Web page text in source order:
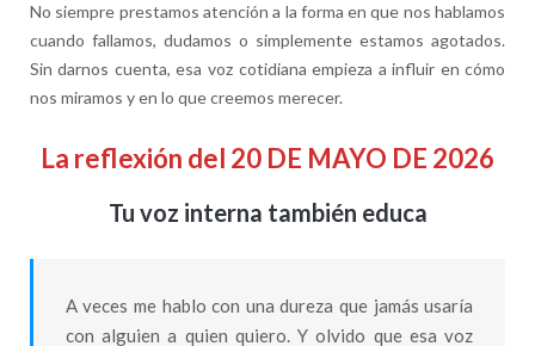
No siempre prestamos atención a la forma en que nos hablamos
cuando fallamos, dudamos o simplemente estamos agotados.
Sin darnos cuenta, esa voz cotidiana empieza a influir en cómo
nos miramos y en lo que creemos merecer.
La reflexión del 20 DE MAYO DE 2026
Tu voz interna también educa
A veces me hablo con una dureza que jamás usaría
con alguien a quien quiero. Y olvido que esa voz